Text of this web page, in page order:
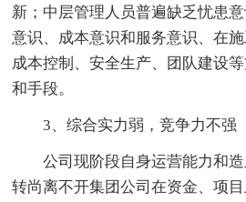
新；中层管理人员普遍缺乏忧患
意识、成本意识和服务意识、在施
成本控制、安全生产、团队建设
和手段。
3、综合实力弱，竞争力不强
公司现阶段自身运营能力和
转尚离不开集团公司在资金、项